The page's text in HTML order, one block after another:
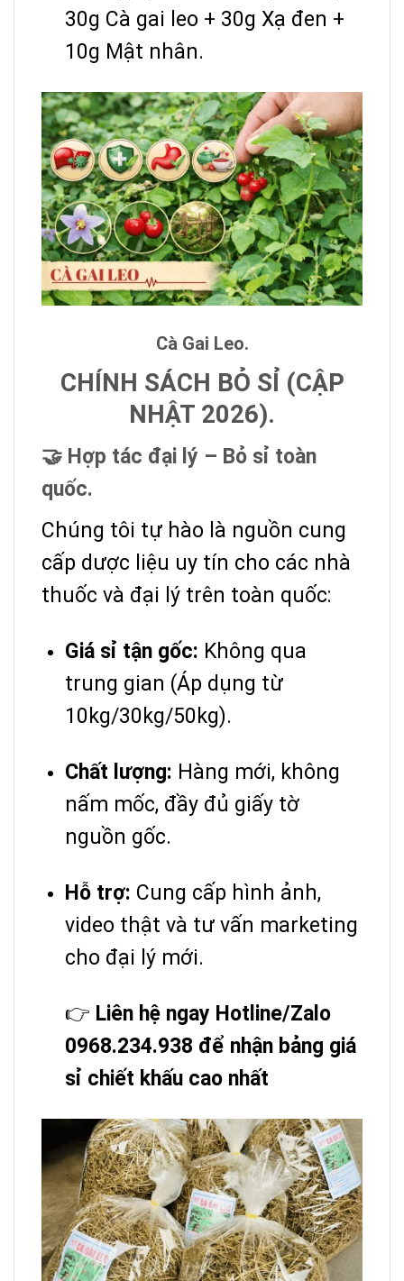
30g Cà gai leo + 30g Xạ đen +
10g Mật nhân.
Cà Gai Leo.
CHÍNH SÁCH BỎ SỈ (CẬP
NHẬT 2026).
🤝 Hợp tác đại lý – Bỏ sỉ toàn
quốc.
Chúng tôi tự hào là nguồn cung
cấp dược liệu uy tín cho các nhà
thuốc và đại lý trên toàn quốc:
Giá sỉ tận gốc: Không qua
trung gian (Áp dụng từ
10kg/30kg/50kg).
Chất lượng: Hàng mới, không
nấm mốc, đầy đủ giấy tờ
nguồn gốc.
Hỗ trợ: Cung cấp hình ảnh,
video thật và tư vấn marketing
cho đại lý mới.
👉 Liên hệ ngay Hotline/Zalo
0968.234.938 để nhận bảng giá
sỉ chiết khấu cao nhất